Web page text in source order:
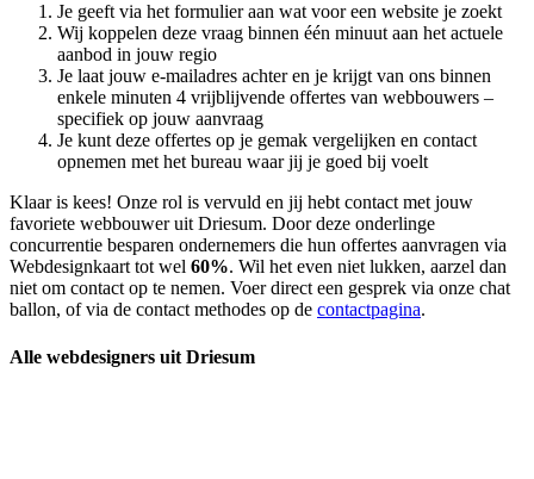
Je geeft via het formulier aan wat voor een website je zoekt
Wij koppelen deze vraag binnen één minuut aan het actuele
aanbod in jouw regio
Je laat jouw e-mailadres achter en je krijgt van ons binnen
enkele minuten 4 vrijblijvende offertes van webbouwers –
specifiek op jouw aanvraag
Je kunt deze offertes op je gemak vergelijken en contact
opnemen met het bureau waar jij je goed bij voelt
Klaar is kees! Onze rol is vervuld en jij hebt contact met jouw
favoriete webbouwer uit Driesum. Door deze onderlinge
concurrentie besparen ondernemers die hun offertes aanvragen via
Webdesignkaart tot wel 60%. Wil het even niet lukken, aarzel dan
niet om contact op te nemen. Voer direct een gesprek via onze chat
ballon, of via de contact methodes op de contactpagina.
Alle webdesigners uit Driesum